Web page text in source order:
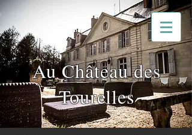
Au Château des
Tourelles